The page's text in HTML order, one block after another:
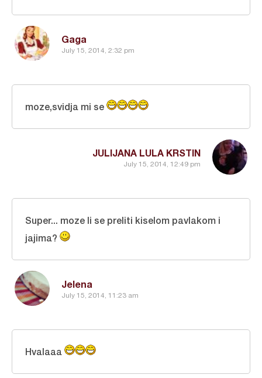
Gaga
July 15, 2014, 2:32 pm
JULIJANA LULA KRSTIN
July 15, 2014, 12:49 pm
moze,svidja mi se
Jelena
July 15, 2014, 11:23 am
Super... moze li se preliti kiselom pavlakom i
jajima?
Hvalaaa